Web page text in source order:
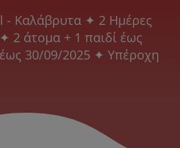
- Καλάβρυτα ✦ 2 Ημέρες
2 άτομα + 1 παιδί έως
30/09/2025 ✦ Υπέροχη